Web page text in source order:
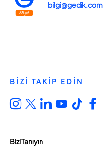
bilgi@gedik.com
BİZİ TAKİP EDİN
Bizi Tanıyın